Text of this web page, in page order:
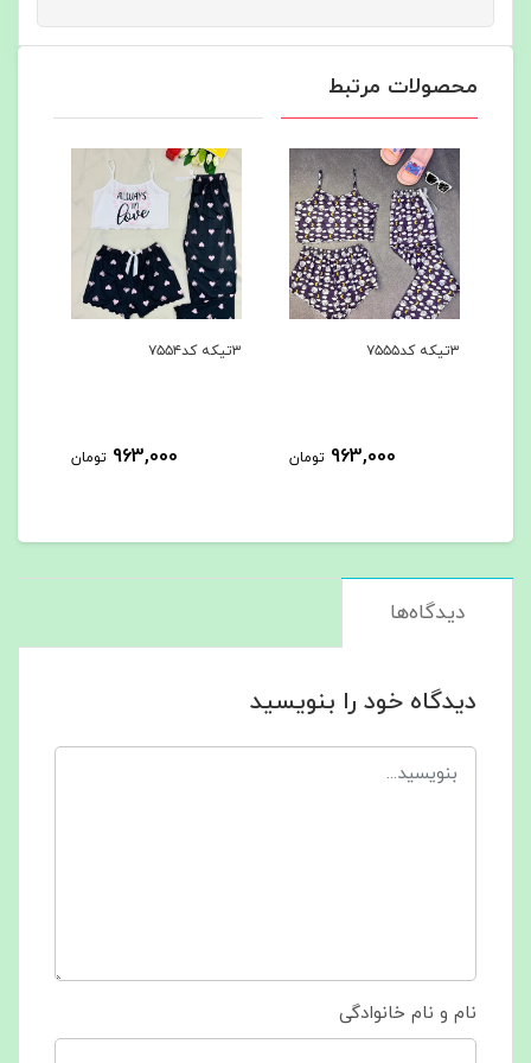
محصولات مرتبط
963,000 تومان 963,000 تومان
دیدگاه‌ها
دیدگاه خود را بنویسید
نام و نام خانوادگی